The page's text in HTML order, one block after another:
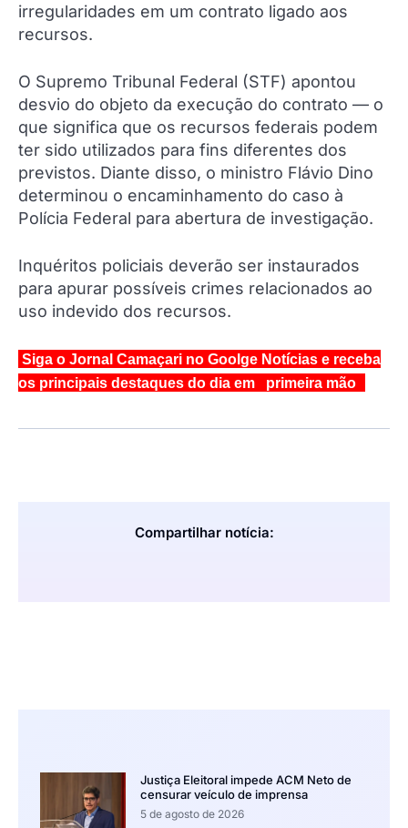
irregularidades em um contrato ligado aos
recursos.
O Supremo Tribunal Federal (STF) apontou
desvio do objeto da execução do contrato — o
que significa que os recursos federais podem
ter sido utilizados para fins diferentes dos
previstos. Diante disso, o ministro Flávio Dino
determinou o encaminhamento do caso à
Polícia Federal para abertura de investigação.
Inquéritos policiais deverão ser instaurados
para apurar possíveis crimes relacionados ao
uso indevido dos recursos.
Siga o Jornal Camaçari no Goolge Notícias e receba
os principais destaques do dia em primeira mão
Compartilhar notícia:
Justiça Eleitoral impede ACM Neto de
censurar veículo de imprensa
5 de agosto de 2026